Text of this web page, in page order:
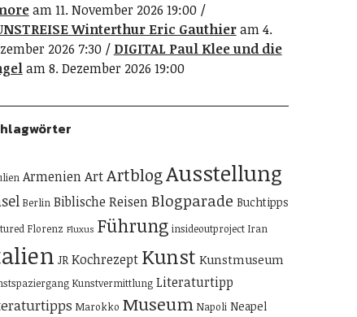
am 11. November 2026 19:00
Winterthur Eric Gauthieram 4.
2026 7:30
DIGITAL Paul Klee und die
am 8. Dezember 2026 19:00
ArmenienArtArtblogAusstellung
Berlin Biblische ReisenBlogparade Buchtipps
Florenz Fluxus Führung insideoutproject Iran
JR Kochrezept Kunst Kunstmuseum
Kunstvermittlung Literaturtipp
Marokko Museum Napoli Neapel